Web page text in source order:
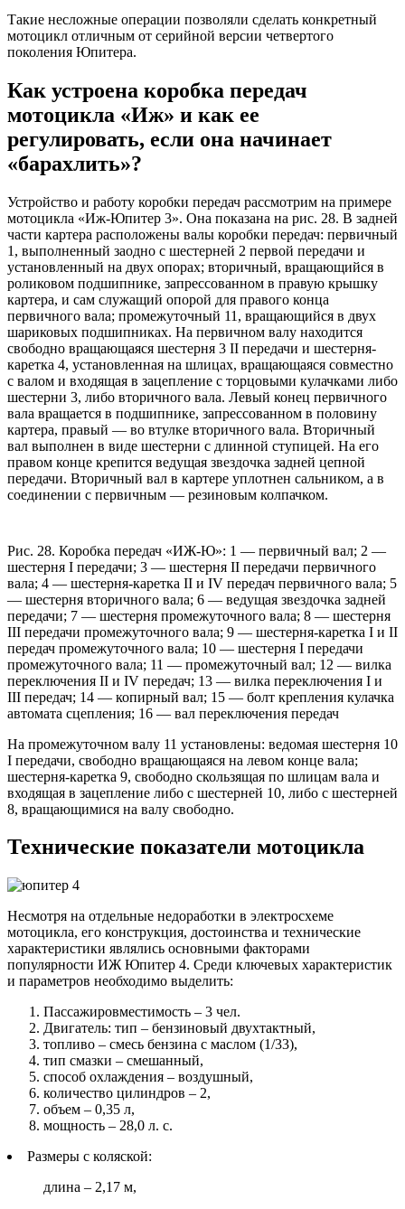
Такие несложные операции позволяли сделать конкретный
мотоцикл отличным от серийной версии четвертого
поколения Юпитера.
Как устроена коробка передач
мотоцикла «Иж» и как ее
регулировать, если она начинает
«барахлить»?
Устройство и работу коробки передач рассмотрим на примере
мотоцикла «Иж-Юпитер 3». Она показана на рис. 28. В задней
части картера расположены валы коробки передач: первичный
1, выполненный заодно с шестерней 2 первой передачи и
установленный на двух опорах; вторичный, вращающийся в
роликовом подшипнике, запрессованном в правую крышку
картера, и сам служащий опорой для правого конца
первичного вала; промежуточный 11, вращающийся в двух
шариковых подшипниках. На первичном валу находится
свободно вращающаяся шестерня 3 II передачи и шестерня-
каретка 4, установленная на шлицах, вращающаяся совместно
с валом и входящая в зацепление с торцовыми кулачками либо
шестерни 3, либо вторичного вала. Левый конец первичного
вала вращается в подшипнике, запрессованном в половину
картера, правый — во втулке вторичного вала. Вторичный
вал выполнен в виде шестерни с длинной ступицей. На его
правом конце крепится ведущая звездочка задней цепной
передачи. Вторичный вал в картере уплотнен сальником, а в
соединении с первичным — резиновым колпачком.
Рис. 28. Коробка передач «ИЖ-Ю»: 1 — первичный вал; 2 —
шестерня I передачи; 3 — шестерня II передачи первичного
вала; 4 — шестерня-каретка II и IV передач первичного вала; 5
— шестерня вторичного вала; 6 — ведущая звездочка задней
передачи; 7 — шестерня промежуточного вала; 8 — шестерня
III передачи промежуточного вала; 9 — шестерня-каретка I и II
передач промежуточного вала; 10 — шестерня I передачи
промежуточного вала; 11 — промежуточный вал; 12 — вилка
переключения II и IV передач; 13 — вилка переключения I и
III передач; 14 — копирный вал; 15 — болт крепления кулачка
автомата сцепления; 16 — вал переключения передач
На промежуточном валу 11 установлены: ведомая шестерня 10
I передачи, свободно вращающаяся на левом конце вала;
шестерня-каретка 9, свободно скользящая по шлицам вала и
входящая в зацепление либо с шестерней 10, либо с шестерней
8, вращающимися на валу свободно.
Технические показатели мотоцикла
Несмотря на отдельные недоработки в электросхеме
мотоцикла, его конструкция, достоинства и технические
характеристики являлись основными факторами
популярности ИЖ Юпитер 4. Среди ключевых характеристик
и параметров необходимо выделить:
Пассажировместимость – 3 чел.
Двигатель: тип – бензиновый двухтактный,
топливо – смесь бензина с маслом (1/33),
тип смазки – смешанный,
способ охлаждения – воздушный,
количество цилиндров – 2,
объем – 0,35 л,
мощность – 28,0 л. с.
Размеры с коляской:
длина – 2,17 м,